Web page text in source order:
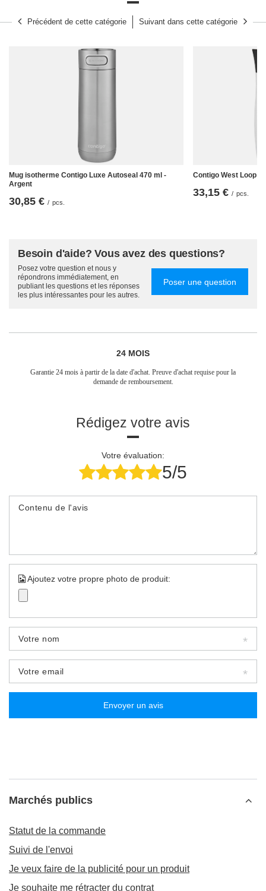
recoins, pas d'espaces fermés, pas de pièces détachées à perdre.... Il
suffit de dévisser le bouchon et de le mettre au lave-vaisselle, puis de
Mug thermique West Loop 470 ml -
deux grandes tasses de café chaud à déguster pendant une demi-
journée de travail, d'étude ou de voyage. Bien sûr, vous ne pouvez
remplir la tasse qu'à moitié. Mais pourquoi se limiter ainsi ?
Avantages de Contigo West Loop 2.0
Le West Loop est une tasse que l'on achète une fois pour plusieurs
Précédent de cette catégorie Suivant dans cette catégorie
Mug isotherme Contigo Luxe Autoseal 470 ml -
Argent
30,85 € / pcs.
Contigo West Loop
33,15 € / pcs.
Besoin d'aide? Vous avez des questions?
Posez votre question et nous y
répondrons immédiatement, en
publiant les questions et les réponses
les plus intéressantes pour les autres.
Poser une question
24 MOIS
Garantie 24 mois à partir de la date d'achat. Preuve d'achat requise pour la
demande de remboursement.
Rédigez votre avis
Votre évaluation:
5/5
Contenu de l'avis
Ajoutez votre propre photo de produit:
Votre nom
Votre email
Envoyer un avis
Marchés publics
Statut de la commande
Suivi de l'envoi
Je veux faire de la publicité pour un produit
Je souhaite me rétracter du contrat